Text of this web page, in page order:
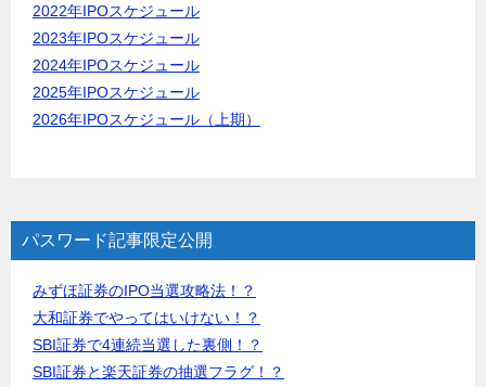
2022年IPOスケジュール
2023年IPOスケジュール
2024年IPOスケジュール
2025年IPOスケジュール
2026年IPOスケジュール（上期）
パスワード記事限定公開
みずほ証券のIPO当選攻略法！？
大和証券でやってはいけない！？
SBI証券で4連続当選した裏側！？
SBI証券と楽天証券の抽選フラグ！？